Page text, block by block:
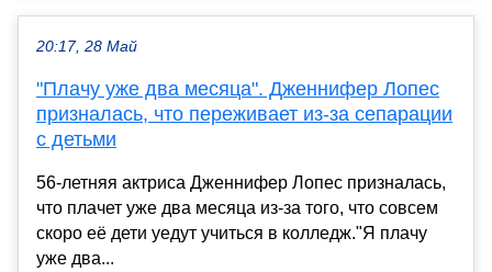
20:17, 28 Май
"Плачу уже два месяца". Дженнифер Лопес
призналась, что переживает из-за сепарации
с детьми
56-летняя актриса Дженнифер Лопес призналась,
что плачет уже два месяца из-за того, что совсем
скоро её дети уедут учиться в колледж."Я плачу
уже два...